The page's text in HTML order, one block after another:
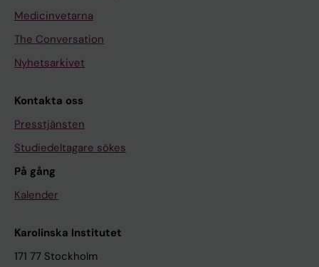
Medicinvetarna
The Conversation
Nyhetsarkivet
Kontakta oss
Presstjänsten
Studiedeltagare sökes
På gång
Kalender
Karolinska Institutet
171 77 Stockholm